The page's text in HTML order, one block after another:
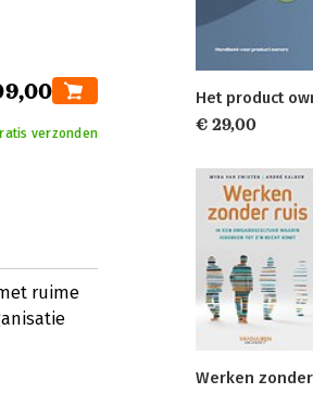
verzonden
ruime
Het product
€ 29,00
Werken